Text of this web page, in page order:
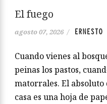
El fuego
agosto 07, 2026 /
Cuando vienes al
peinas los pastos,
matorrales. El
casa es una hoja de